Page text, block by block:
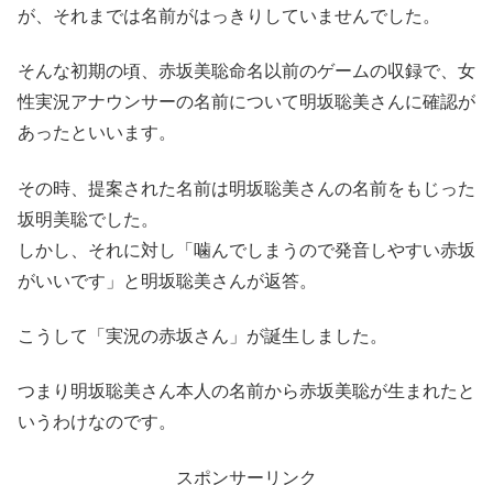
が、それまでは名前がはっきりしていませんでした。
そんな初期の頃、赤坂美聡命名以前のゲームの収録で、女
性実況アナウンサーの名前について明坂聡美さんに確認が
あったといいます。
その時、提案された名前は明坂聡美さんの名前をもじった
坂明美聡でした。
しかし、それに対し「噛んでしまうので発音しやすい赤坂
がいいです」と明坂聡美さんが返答。
こうして「実況の赤坂さん」が誕生しました。
つまり明坂聡美さん本人の名前から赤坂美聡が生まれたと
いうわけなのです。
スポンサーリンク